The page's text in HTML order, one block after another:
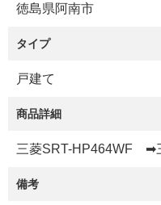
徳島県阿南市
タイプ
戸建て
商品詳細
三菱SRT-HP464WF ➡
備考